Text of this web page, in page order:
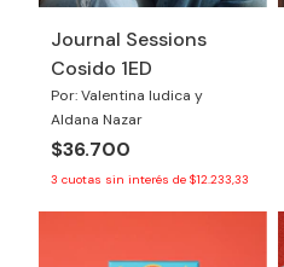
Journal Sessions
Cosido 1ED
Por: Valentina Iudica y
Aldana Nazar
$36.700
3 cuotas sin interés de $12.233,33